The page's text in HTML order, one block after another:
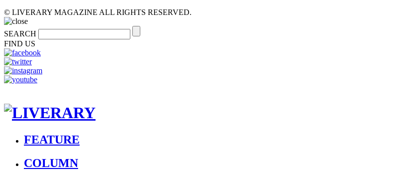
© LIVERARY MAGAZINE ALL RIGHTS RESERVED.
SEARCH
FIND US
FEATURE
COLUMN